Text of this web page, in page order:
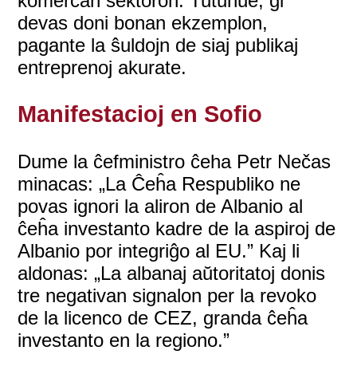
devas doni bonan ekzemplon,
pagante la ŝuldojn de siaj publikaj
entreprenoj akurate.
Manifestacioj en Sofio
Dume la ĉefministro ĉeha Petr Nečas
minacas: „La Ĉeĥa Respubliko ne
povas ignori la aliron de Albanio al
ĉeĥa investanto kadre de la aspiroj de
Albanio por integriĝo al EU.” Kaj li
aldonas: „La albanaj aŭtoritatoj donis
tre negativan signalon per la revoko
de la licenco de CEZ, granda ĉeĥa
investanto en la regiono.”